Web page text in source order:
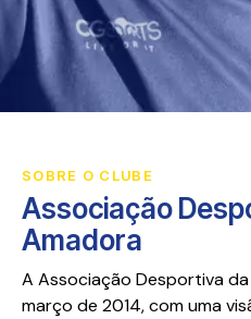
SOBRE O CLUBE
Associação
Amadora
A Associação Desportiva
março de 2014, com uma